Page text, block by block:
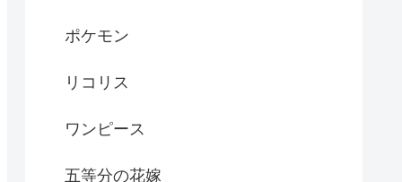
ポケモン
リコリス
ワンピース
五等分の花嫁